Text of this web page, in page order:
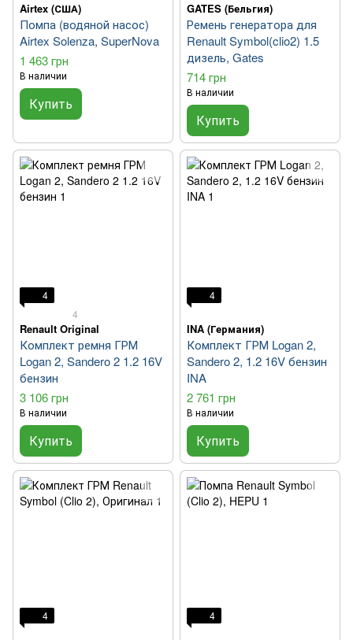
Airtex (США)
Помпа (водяной насос)
Airtex Solenza, SuperNova
1 463 грн
В наличии
Купить
GATES (Бельгия)
Ремень генератора для
Renault Symbol(clio2) 1.5
дизель, Gates
714 грн
В наличии
Купить
4
4
Renault Original
Комплект ремня ГРМ
Logan 2, Sandero 2 1.2 16V
бензин
3 106 грн
В наличии
Купить
4
INA (Германия)
Комплект ГРМ Logan 2,
Sandero 2, 1.2 16V бензин
INA
2 761 грн
В наличии
Купить
4 4